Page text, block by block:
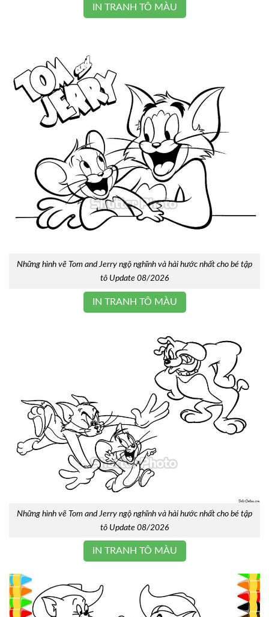
IN TRANH TÔ MÀU
Những hình vẽ Tom and Jerry ngộ nghĩnh và hài hước nhất cho bé tập
tô Update 08/2026
IN TRANH TÔ MÀU
Những hình vẽ Tom and Jerry ngộ nghĩnh và hài hước nhất cho bé tập
tô Update 08/2026
IN TRANH TÔ MÀU